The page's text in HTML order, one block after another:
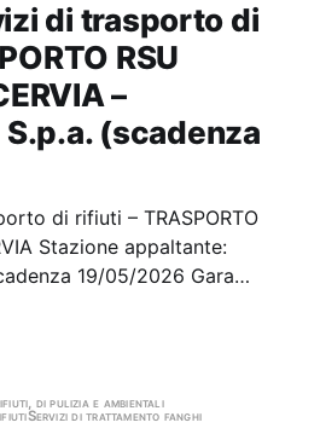
di trasporto di
RSU
–
(scadenza
di rifiuti – TRASPORTO
Stazione appaltante:
19/05/2026 Gara
di pulizia e ambientali
Servizi di trattamento fanghi